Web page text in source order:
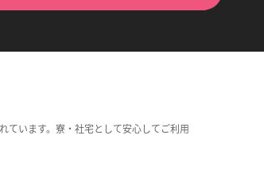
ています。寮・社宅として安心してご利用